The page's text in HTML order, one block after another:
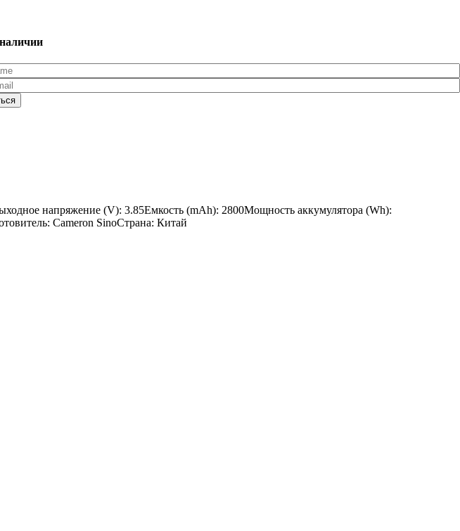
напряжение (V): 3.85Емкость (mAh): 2800Мощность аккумулятора (Wh):
Cameron SinoСтрана: Китай